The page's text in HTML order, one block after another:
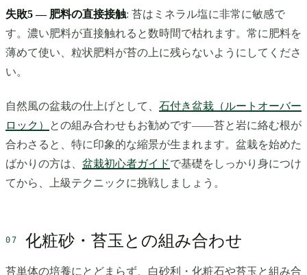
失敗5 — 肥料の直接接触: 苔はミネラル塩に非常に敏感で
す。濃い肥料が直接触れると数時間で枯れます。常に肥料を
薄めて使い、粒状肥料が苔の上に残らないようにしてくださ
い。
自然風の盆栽の仕上げとして、 石付き盆栽（ルートオーバー
ロック）
との組み合わせもお勧めです——苔と岩に絡む根が
合わさると、特に印象的な縮景が生まれます。盆栽を始めた
ばかりの方は、 盆栽初心者ガイドで基礎をしっかり身につけ
てから、上級テクニックに挑戦しましょう。
化粧砂・苔玉との組み合わせ
苔単体の培養にとどまらず、白砂利・化粧石や苔玉と組み合